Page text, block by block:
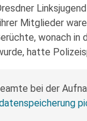
Mitglieder
wonach in
hatte
bei der